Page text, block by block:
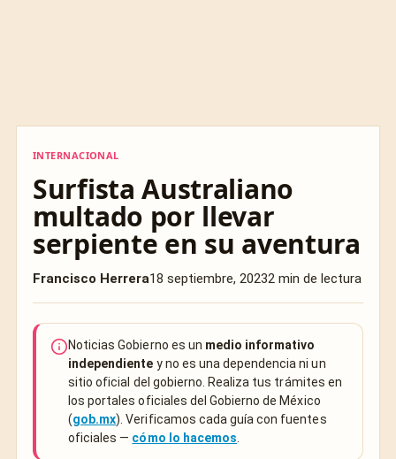
INTERNACIONAL
Surfista Australiano
multado por llevar
serpiente en su aventura
Francisco Herrera18 septiembre, 20232 min de lectura
Noticias Gobierno es un medio informativo
independiente y no es una dependencia ni un
sitio oficial del gobierno. Realiza tus trámites en
los portales oficiales del Gobierno de México
(gob.mx). Verificamos cada guía con fuentes
oficiales — cómo lo hacemos